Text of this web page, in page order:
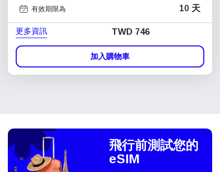
有效期限為 10 天
更多資訊 TWD 746
加入購物車
飛行前測試您的
eSIM